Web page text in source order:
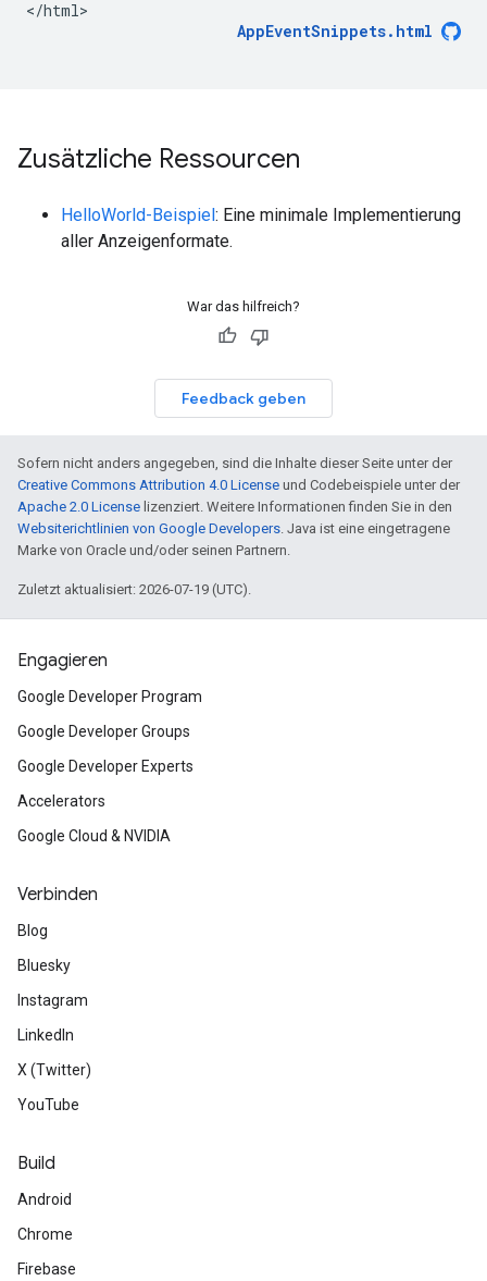
AppEventSnippets.html
Zusätzliche Ressourcen
HelloWorld-Beispiel: Eine minimale Implementierung
aller Anzeigenformate.
War das hilfreich?
Feedback geben
Sofern nicht anders angegeben, sind die Inhalte dieser Seite unter der
Creative Commons Attribution 4.0 License und Codebeispiele unter der
Apache 2.0 License lizenziert. Weitere Informationen finden Sie in den
Websiterichtlinien von Google Developers. Java ist eine eingetragene
Marke von Oracle und/oder seinen Partnern.
Zuletzt aktualisiert: 2026-07-19 (UTC).
Engagieren
Google Developer Program
Google Developer Groups
Google Developer Experts
Accelerators
Google Cloud & NVIDIA
Verbinden
Blog
Bluesky
Instagram
LinkedIn
X (Twitter)
YouTube
Build
Android
Chrome
Firebase